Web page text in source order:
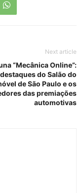
Next article
“Mecânica Online”:
do Salão do
de São Paulo e os
das premiações
automotivas